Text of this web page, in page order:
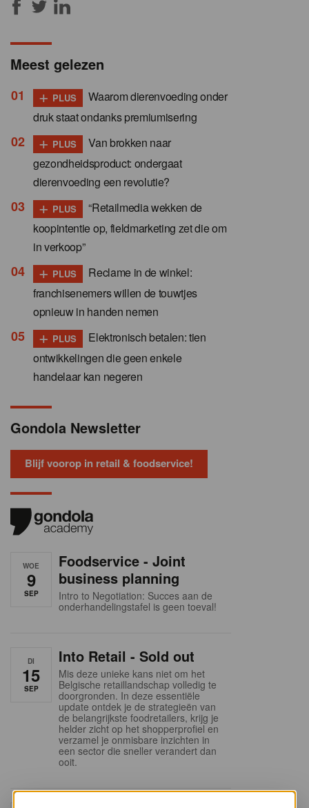
Meest gelezen
+ PLUS
Waarom dierenvoeding onder
druk staat ondanks premiumisering
+ PLUS
Van brokken naar
gezondheidsproduct: ondergaat
dierenvoeding een revolutie?
+ PLUS
“Retailmedia wekken de
koopintentie op, fieldmarketing zet die om
in verkoop”
+ PLUS
Reclame in de winkel:
franchisenemers willen de touwtjes
opnieuw in handen nemen
+ PLUS
Elektronisch betalen: tien
ontwikkelingen die geen enkele
handelaar kan negeren
Gondola Newsletter
Blijf voorop in retail & foodservice!
WOE
9
SEP
Foodservice - Joint
business planning
Intro to Negotiation: Succes aan de
onderhandelingstafel is geen toeval!
DI
15
SEP
Into Retail - Sold out
Mis deze unieke kans niet om het
Belgische retaillandschap volledig te
doorgronden. In deze essentiële
update ontdek je de strategieën van
de belangrijkste foodretailers, krijg je
helder zicht op het shopperprofiel en
verzamel je onmisbare inzichten in
een sector die sneller verandert dan
ooit.